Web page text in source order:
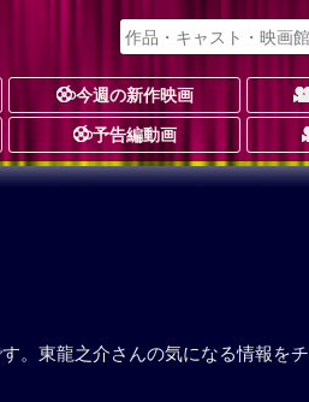
今週の新作映画
予告編動画
。東龍之介さんの気になる情報をチ